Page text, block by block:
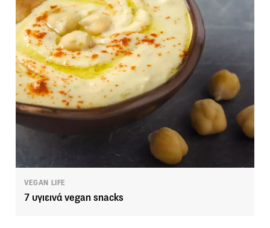
VEGAN LIFE
7 υγιεινά vegan snacks